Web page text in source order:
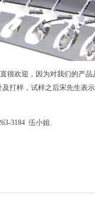
很欢迎，因为对我们的产
打样，试样之后宋先生表
3184 伍小姐.